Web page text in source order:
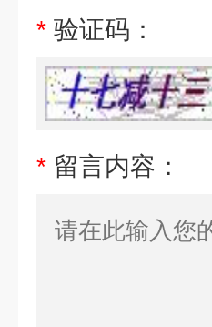
* 验证码：
* 留言内容：